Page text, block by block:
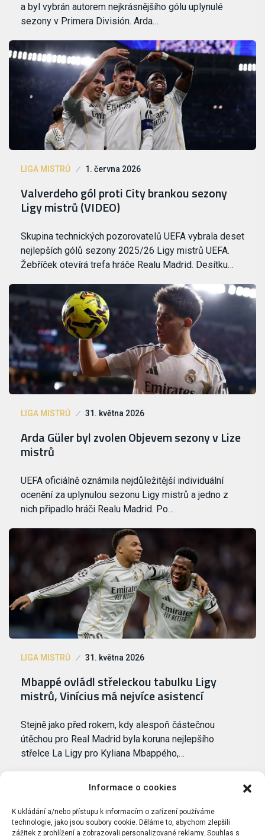
Informace o cookies
K ukládání a/nebo přístupu k informacím o zařízení používáme
technologie, jako jsou soubory cookie. Děláme to, abychom zlepšili
zážitek z prohlížení a zobrazovali personalizované reklamy. Souhlas s
a byl vybrán autorem nejkrásnějšího gólu uplynulé
sezony v Primera División. Arda…
LIGA MISTRŮ 1. června 2026
Valverdeho gól proti City brankou sezony
Ligy mistrů (VIDEO)
Skupina technických pozorovatelů UEFA vybrala deset
nejlepších gólů sezony 2025/26 Ligy mistrů UEFA.
Žebříček otevírá trefa hráče Realu Madrid. Desítku…
LIGA MISTRŮ 31. května 2026
Arda Güler byl zvolen Objevem sezony v Lize
mistrů
UEFA oficiálně oznámila nejdůležitější individuální
ocenění za uplynulou sezonu Ligy mistrů a jedno z
nich připadlo hráči Realu Madrid. Po…
LIGA MISTRŮ 31. května 2026
Mbappé ovládl střeleckou tabulku Ligy
mistrů, Vinícius má nejvíce asistencí
Stejně jako před rokem, kdy alespoň částečnou
útěchou pro Real Madrid byla koruna nejlepšího
střelce La Ligy pro Kyliana Mbappého,…